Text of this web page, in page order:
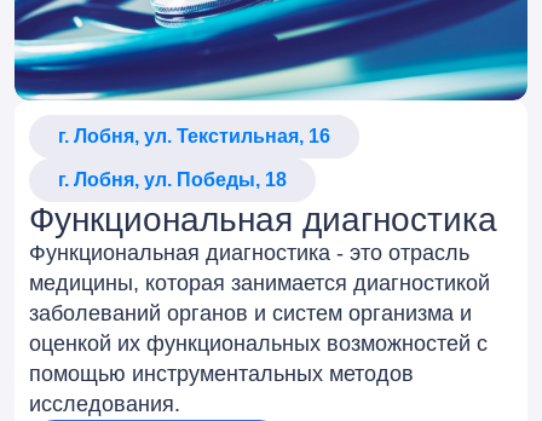
г. Лобня, ул. Текстильная, 16
г. Лобня, ул. Победы, 18
Функциональная диагностика
Функциональная диагностика - это отрасль
медицины, которая занимается диагностикой
заболеваний органов и систем организма и
оценкой их функциональных возможностей с
помощью инструментальных методов
исследования.